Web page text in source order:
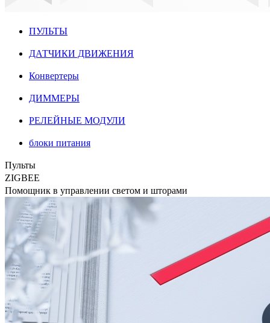
ПУЛЬТЫ
ДАТЧИКИ ДВИЖЕНИЯ
Конвертеры
ДИММЕРЫ
РЕЛЕЙНЫЕ МОДУЛИ
блоки питания
Пульты
ZIGBEE
Помощник в управлении светом и шторами